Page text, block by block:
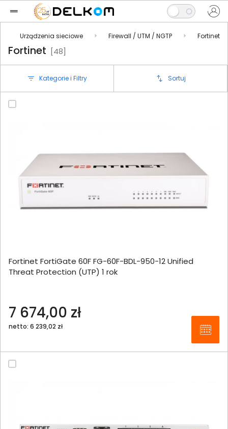
Urządzenia sieciowe Firewall / UTM / NGTP Fortinet
Fortinet [48]
Kategorie i Filtry Sortuj
Fortinet FortiGate 60F FG-60F-BDL-950-12 Unified
Threat Protection (UTP) 1 rok
7 674,00 zł
netto: 6 239,02 zł